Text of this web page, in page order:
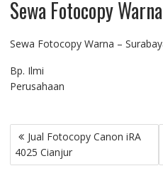
Sewa Fotocopy
Sewa Fotocopy Warna –
Bp. Ilmi
Perusahaan
Post
navigation
Jual Fotocopy Canon iRA
4025 Cianjur